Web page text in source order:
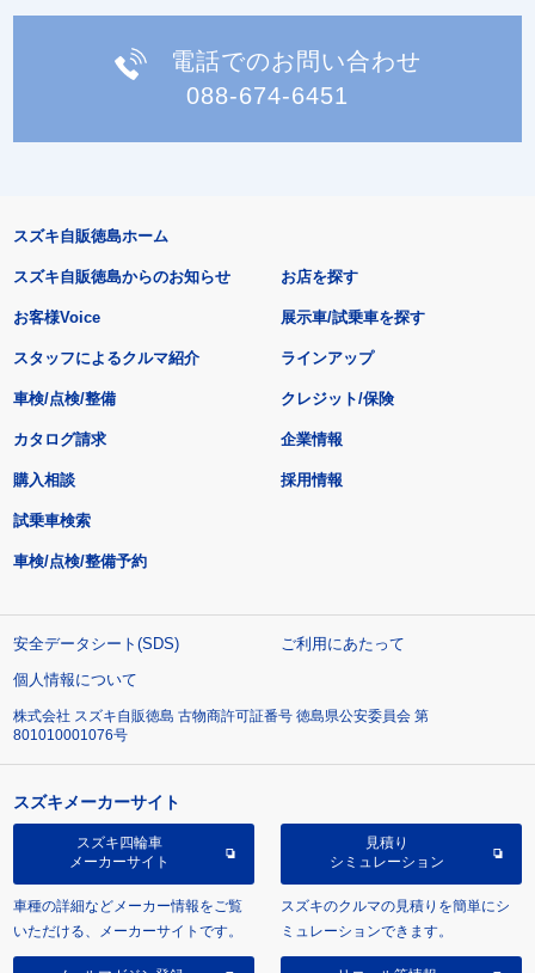
電話でのお問い合わせ
088-674-6451
スズキ自販徳島ホーム
スズキ自販徳島からのお知らせ
お客様Voice
スタッフによるクルマ紹介
お店を探す
展示車/試乗車を探す
ラインアップ
車検/点検/整備 クレジット/保険
カタログ請求
購入相談
試乗車検索
車検/点検/整備予約
企業情報
採用情報
安全データシート(SDS)
ご利用にあたって
個人情報について
株式会社 スズキ自販徳島 古物商許可証番号 徳島県公安委員会 第
801010001076号
スズキメーカーサイト
スズキ四輪車
メーカーサイト
車種の詳細などメーカー情報をご覧
いただける、メーカーサイトです。
見積り
シミュレーション
スズキのクルマの見積りを簡単にシ
ミュレーションできます。